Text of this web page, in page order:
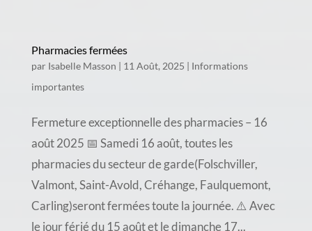
Pharmacies fermées
par Isabelle Masson 11 Août, 2025
Informations
importantes
Fermeture exceptionnelle des pharmacies – 16
août 2025 📅 Samedi 16 août, toutes les
pharmacies du secteur de garde(Folschviller,
Valmont, Saint-Avold, Créhange, Faulquemont,
Carling)seront fermées toute la journée. ⚠️ Avec
le jour férié du 15 août et le dimanche 17...